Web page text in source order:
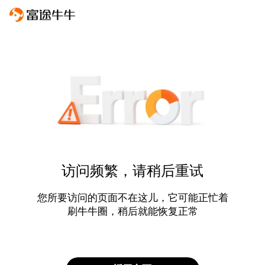
访问频繁，请稍后重试
您所要访问的页面不在这儿，它可能正忙着
刷牛牛圈，稍后就能恢复正常